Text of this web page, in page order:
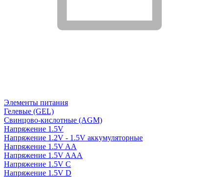
Элементы питания
Гелевые (GEL)
Свинцово-кислотные (AGM)
Напряжение 1.5V
Напряжение 1.2V - 1.5V аккумуляторные
Напряжение 1.5V AA
Напряжение 1.5V AAA
Напряжение 1.5V C
Напряжение 1.5V D